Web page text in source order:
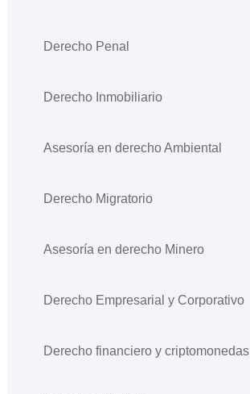
Derecho Penal
Derecho Inmobiliario
Asesoría en derecho Ambiental
Derecho Migratorio
Asesoría en derecho Minero
Derecho Empresarial y Corporativo
Derecho financiero y criptomonedas